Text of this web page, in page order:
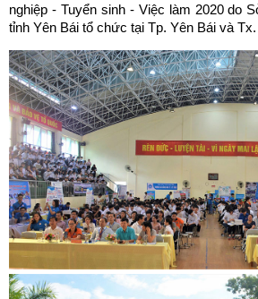
nghiệp - Tuyển sinh - Việc làm 2020 do
tỉnh Yên Bái tổ chức tại Tp. Yên Bái và